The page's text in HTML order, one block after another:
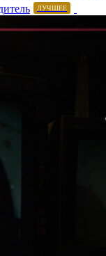
ЛУЧШЕЕ